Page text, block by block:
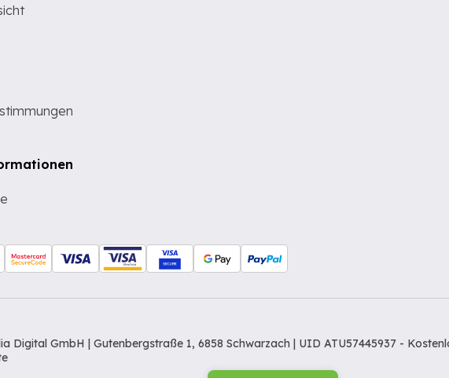
Digital GmbH | Gutenbergstraße 1, 6858 Schwarzach | UID ATU57445937 -